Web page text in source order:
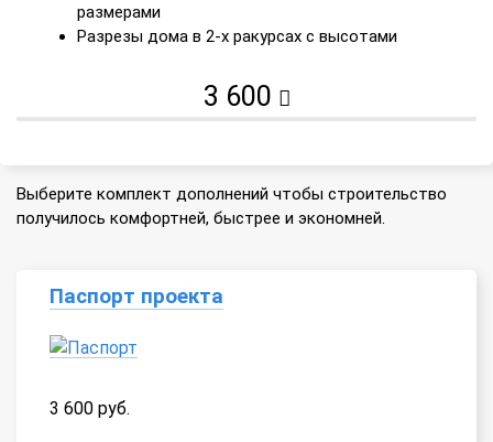
размерами
Разрезы дома в 2-х ракурсах с высотами
3 600
Выберите комплект дополнений чтобы строительство
получилось комфортней, быстрее и экономней.
Паспорт проекта
3 600 руб.